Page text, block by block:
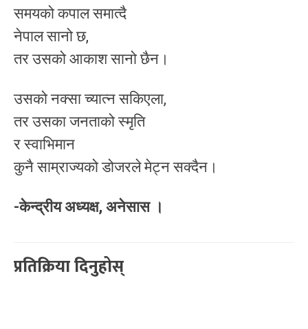
समयको कपाल समात्दै
नेपाल सानो छ,
तर उसको आकाश सानो छैन।
उसको नक्सा च्यात्न सकिएला,
तर उसका जनताको स्मृति
र स्वाभिमान
कुनै साम्राज्यको डोजरले मेट्न सक्दैन।
-केन्द्रीय अध्यक्ष, अनेसास ।
प्रतिक्रिया दिनुहोस्